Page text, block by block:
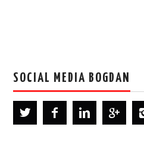
SOCIAL MEDIA BOGDAN